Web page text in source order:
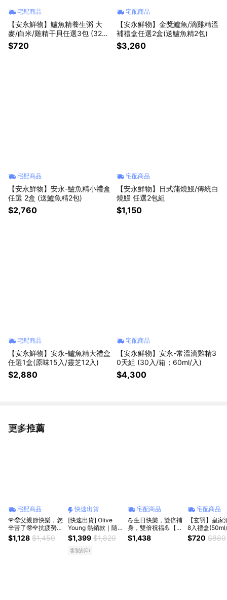
宅配商品
【安永鮮物】鱸魚精養生粥 大
麥/白米/雞精干貝任選3包 (320
g/包)
$720
宅配商品
【安永鮮物】金獎鱸魚/滴雞精溫
補禮盒任選2盒(送鱸魚精2包)
$3,260
宅配商品
【安永鮮物】安永-鱸魚精小禮盒
任選 2盒 (送鱸魚精2包)
$2,760
宅配商品
【安永鮮物】日式蒲燒鰻/傳統白
燒鰻 任選2包組
$1,150
宅配商品
【安永鮮物】安永-鱸魚精大禮盒
任選1盒(原味15入/靈芝12入)
$2,880
宅配商品
【安永鮮物】安永-常溫滴雞精3
0天組 (30入/箱；60ml/入)
$4,300
更多推薦
看更多
宅配商品
🌹🥸父親節快樂，您
辛苦了🥸🌹抗疲勞長
期保養【品純萃 】
鱸魚精1盒(60gx5入/
$1,128 $1,450
快速出貨
[快速出貨] Olive
Young 熱銷款｜隨
時幫你加油🎉喝出好
氣色【LATIB】韓國
特級初榨橄欖油膠囊
$1,399 $1,820
客製刻印
宅配商品
💪生日快樂，雙倍補
身，雙倍祝福💪【玄
羽】皇家滴雞精8入
禮盒2盒(50ml/入，
$1,438
宅配商品
【玄羽】皇家
8入禮盒
長輩送禮｜活
｜日常保養
$720 $880